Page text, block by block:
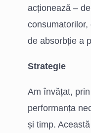
acționează –
de absorbție a
Strategie
Am învățat,
performanța
și timp.